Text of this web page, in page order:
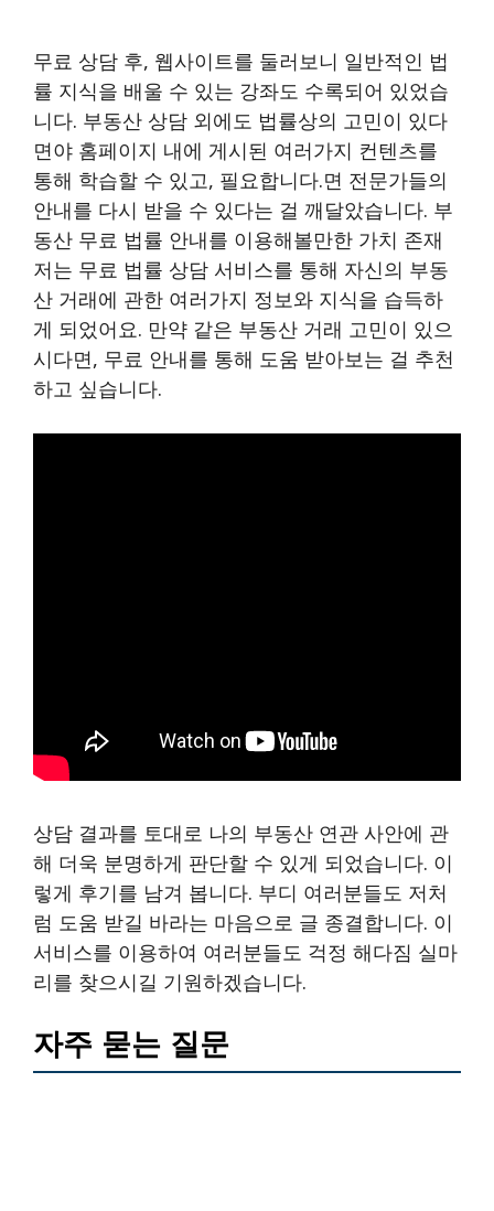
무료 상담 후, 웹사이트를 둘러보니 일반적인 법
률 지식을 배울 수 있는 강좌도 수록되어 있었습
니다. 부동산 상담 외에도 법률상의 고민이 있다
면야 홈페이지 내에 게시된 여러가지 컨텐츠를
통해 학습할 수 있고, 필요합니다.면 전문가들의
안내를 다시 받을 수 있다는 걸 깨달았습니다. 부
동산 무료 법률 안내를 이용해볼만한 가치 존재
저는 무료 법률 상담 서비스를 통해 자신의 부동
산 거래에 관한 여러가지 정보와 지식을 습득하
게 되었어요. 만약 같은 부동산 거래 고민이 있으
시다면, 무료 안내를 통해 도움 받아보는 걸 추천
하고 싶습니다.
상담 결과를 토대로 나의 부동산 연관 사안에 관
해 더욱 분명하게 판단할 수 있게 되었습니다. 이
렇게 후기를 남겨 봅니다. 부디 여러분들도 저처
럼 도움 받길 바라는 마음으로 글 종결합니다. 이
서비스를 이용하여 여러분들도 걱정 해다짐 실마
리를 찾으시길 기원하겠습니다.
자주 묻는 질문